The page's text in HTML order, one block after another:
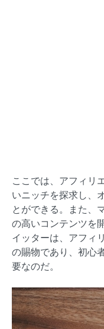
ここでは、アフィリ
いニッチを探求し、
とができる。また、
の高いコンテンツを
イッターは、アフィ
の賜物であり、初心
要なのだ。